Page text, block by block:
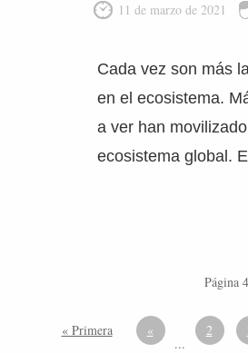
11 de marzo de 2021
Cada vez son más
en el ecosistema.
a ver han
ecosistema global.
Página
« Primera «
...
2